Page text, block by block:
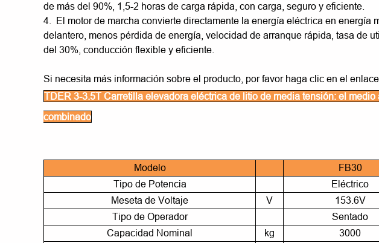
de más del 90%, 1,5-2 horas de carga rápida, con carga, seguro y eficiente.
4. El motor de marcha convierte directamente la energía eléctrica en energía
delantero, menos pérdida de energía, velocidad de arranque rápida, tasa de
del 30%, conducción flexible y eficiente.
Si necesita más información sobre el producto, por favor haga clic en el enlace.
TDER 3-3.5T Carretilla elevadora eléctrica de litio de media tensión: el
combinado
Modelo FB30
Tipo de Potencia
Eléctrico
Meseta de Voltaje
V 153.6V
Tipo de Operador
Sentado
Capacidad Nominal
kg 3000